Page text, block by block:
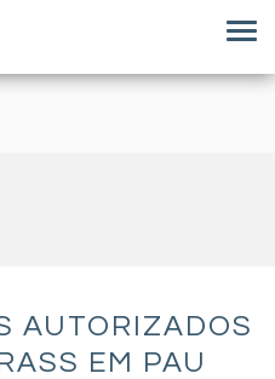
AUTORIZADOS
EM PAU